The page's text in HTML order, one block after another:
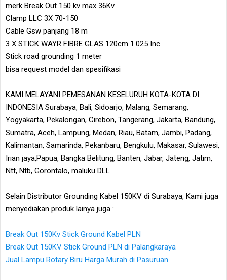
merk Break Out 150 kv max 36Kv
Clamp LLC 3X 70-150
Cable Gsw panjang 18 m
3 X STICK WAYR FIBRE GLAS 120cm 1.025 Inc
Stick road grounding 1 meter
bisa request model dan spesifikasi
KAMI MELAYANI PEMESANAN KESELURUH KOTA-KOTA DI
INDONESIA Surabaya, Bali, Sidoarjo, Malang, Semarang,
Yogyakarta, Pekalongan, Cirebon, Tangerang, Jakarta, Bandung,
Sumatra, Aceh, Lampung, Medan, Riau, Batam, Jambi, Padang,
Kalimantan, Samarinda, Pekanbaru, Bengkulu, Makasar, Sulawesi,
Irian jaya,Papua, Bangka Belitung, Banten, Jabar, Jateng, Jatim,
Ntt, Ntb, Gorontalo, maluku DLL
Selain Distributor Grounding Kabel 150KV di Surabaya, Kami juga
menyediakan produk lainya juga :
Break Out 150Kv Stick Ground Kabel PLN
Break Out 150KV Stick Ground PLN di Palangkaraya
Jual Lampu Rotary Biru Harga Murah di Pasuruan